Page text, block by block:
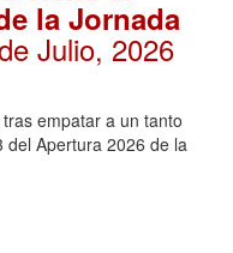
la Jornada
Julio, 2026
empatar a un tanto
Apertura 2026 de la